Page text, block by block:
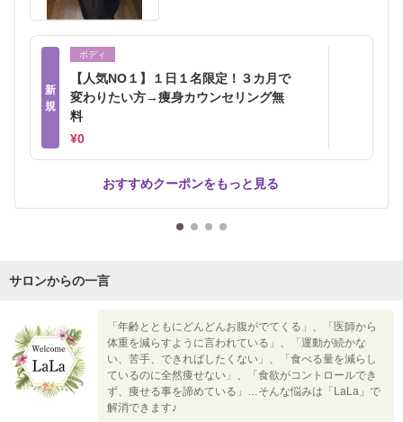
新
規
ボディ
【人気NO１】１日１名限定！３カ月で
変わりたい方→痩身カウンセリング無
料
¥0
おすすめクーポンをもっと見る
サロンからの一言
「年齢とともにどんどんお腹がでてくる」、「医師から
体重を減らすように言われている」、「運動が続かな
い、苦手、できればしたくない」、「食べる量を減らし
ているのに全然痩せない」、「食欲がコントロールでき
ず、痩せる事を諦めている」…そんな悩みは「LaLa」で
解消できます♪